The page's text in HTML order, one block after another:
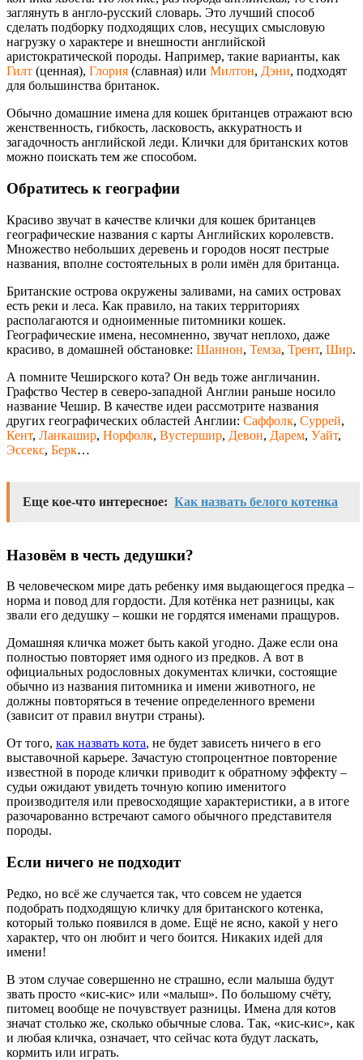
заглянуть в англо-русский словарь. Это лучший способ
сделать подборку подходящих слов, несущих смысловую
нагрузку о характере и внешности английской
аристократической породы. Например, такие варианты, как
Гилт (ценная), Глория (славная) или Милтон, Дэни, подходят
для большинства британок.
Обычно домашние имена для кошек британцев отражают всю
женственность, гибкость, ласковость, аккуратность и
загадочность английской леди. Клички для британских котов
можно поискать тем же способом.
Обратитесь к географии
Красиво звучат в качестве клички для кошек британцев
географические названия с карты Английских королевств.
Множество небольших деревень и городов носят пестрые
названия, вполне состоятельных в роли имён для британца.
Британские острова окружены заливами, на самих островах
есть реки и леса. Как правило, на таких территориях
располагаются и одноименные питомники кошек.
Географические имена, несомненно, звучат неплохо, даже
красиво, в домашней обстановке: Шаннон, Темза, Трент, Шир.
А помните Чеширского кота? Он ведь тоже англичанин.
Графство Честер в северо-западной Англии раньше носило
название Чешир. В качестве идеи рассмотрите названия
других географических областей Англии: Саффолк, Суррей,
Кент, Ланкашир, Норфолк, Вустершир, Девон, Дарем, Уайт,
Эссекс, Берк…
Еще кое-что интересное: Как назвать белого котенка
Назовём в честь дедушки?
В человеческом мире дать ребенку имя выдающегося предка –
норма и повод для гордости. Для котёнка нет разницы, как
звали его дедушку – кошки не гордятся именами пращуров.
Домашняя кличка может быть какой угодно. Даже если она
полностью повторяет имя одного из предков. А вот в
официальных родословных документах клички, состоящие
обычно из названия питомника и имени животного, не
должны повторяться в течение определенного времени
(зависит от правил внутри страны).
От того, как назвать кота, не будет зависеть ничего в его
выставочной карьере. Зачастую стопроцентное повторение
известной в породе клички приводит к обратному эффекту –
судьи ожидают увидеть точную копию именитого
производителя или превосходящие характеристики, а в итоге
разочарованно встречают самого обычного представителя
породы.
Если ничего не подходит
Редко, но всё же случается так, что совсем не удается
подобрать подходящую кличку для британского котенка,
который только появился в доме. Ещё не ясно, какой у него
характер, что он любит и чего боится. Никаких идей для
имени!
В этом случае совершенно не страшно, если малыша будут
звать просто «кис-кис» или «малыш». По большому счёту,
питомец вообще не почувствует разницы. Имена для котов
значат столько же, сколько обычные слова. Так, «кис-кис», как
и любая кличка, означает, что сейчас кота будут ласкать,
кормить или играть.